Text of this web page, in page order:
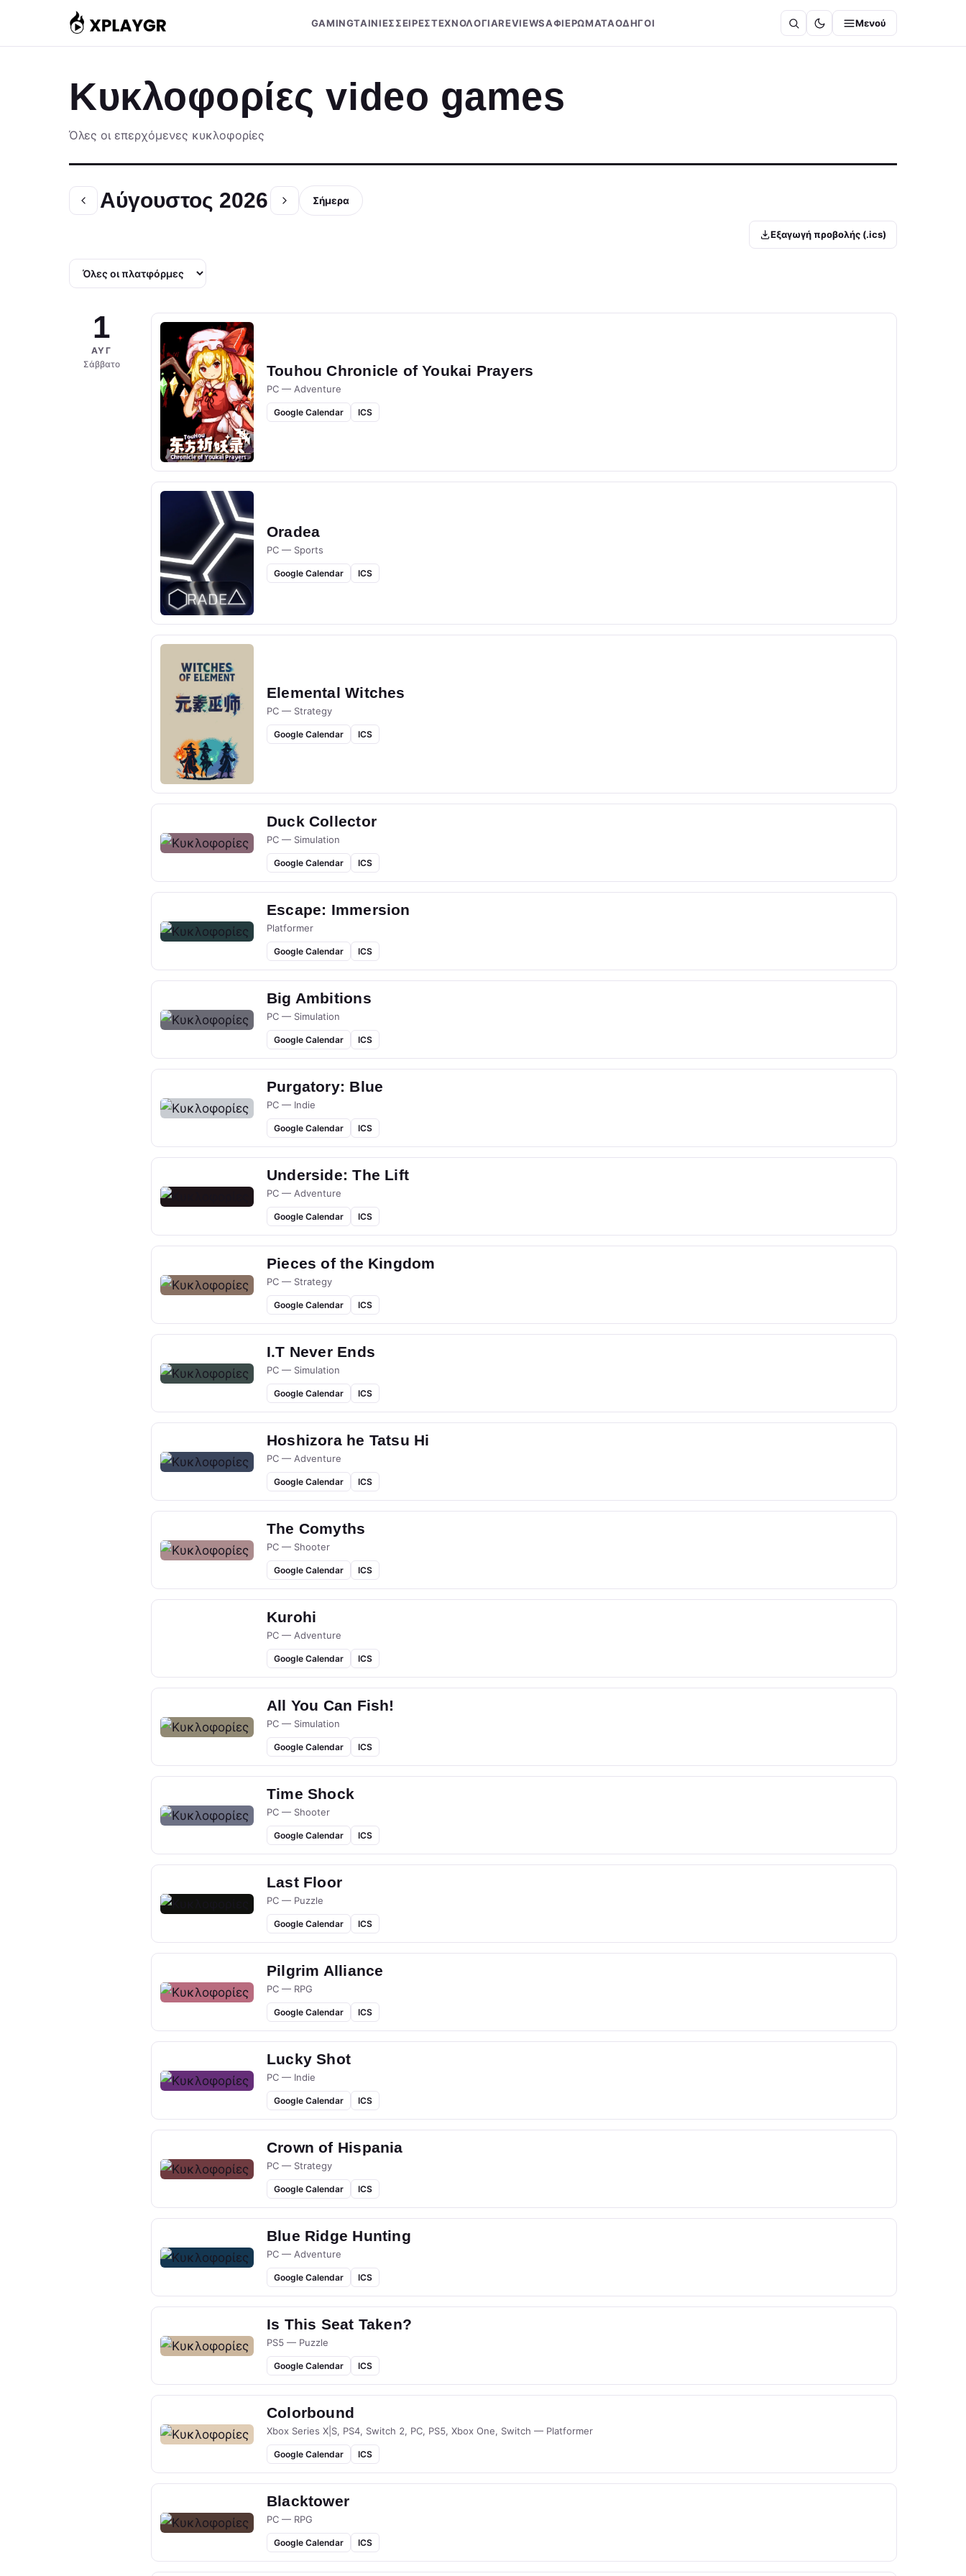
περιεχόμενο
GAMINGΤΑΙΝΙΕΣΣΕΙΡΕΣΤΕΧΝΟΛΟΓΙΑREVIEWSΑΦΙΕΡΩΜΑΤΑΟΔΗΓΟΙ Μενού
Κυκλοφορίες video games
Όλες οι επερχόμενες κυκλοφορίες
Αύγουστος 2026 Σήμερα
Εξαγωγή προβολής (.ics)
1
ΑΥΓ
Σάββατο
Touhou Chronicle of Youkai Prayers
PC — Adventure
Google Calendar ICS
Oradea
PC — Sports
Google Calendar ICS
Elemental Witches
PC — Strategy
Google Calendar ICS
Duck Collector
PC — Simulation
Google Calendar ICS
Escape: Immersion
Platformer
Google Calendar ICS
Big Ambitions
PC — Simulation
Google Calendar ICS
Purgatory: Blue
PC — Indie
Google Calendar ICS
Underside: The Lift
PC — Adventure
Google Calendar ICS
Pieces of the Kingdom
PC — Strategy
Google Calendar ICS
I.T Never Ends
PC — Simulation
Google Calendar ICS
Hoshizora he Tatsu Hi
PC — Adventure
Google Calendar ICS
The Comyths
PC — Shooter
Google Calendar ICS
Kurohi
PC — Adventure
Google Calendar ICS
All You Can Fish!
PC — Simulation
Google Calendar ICS
Time Shock
PC — Shooter
Google Calendar ICS
Last Floor
PC — Puzzle
Google Calendar ICS
Pilgrim Alliance
PC — RPG
Google Calendar ICS
Lucky Shot
PC — Indie
Google Calendar ICS
Crown of Hispania
PC — Strategy
Google Calendar ICS
Blue Ridge Hunting
PC — Adventure
Google Calendar ICS
Is This Seat Taken?
PS5 — Puzzle
Google Calendar ICS
Colorbound
Xbox Series X|S, PS4, Switch 2, PC, PS5, Xbox One, Switch — Platformer
Google Calendar ICS
Blacktower
PC — RPG
Google Calendar ICS